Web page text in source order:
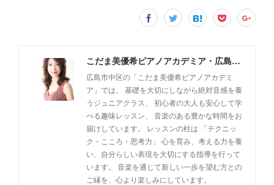
こだま美優希ピアノアカデミア・広島市中区
広島市中区の「こだま美優希ピアノアカデミ
ア」では、 基礎を大切にしながら絶対音感を養
うジュニアクラス、 初心者の大人も安心して学
べる趣味レッスン、 音楽のある豊かな時間をお
届けしています。 レッスンの柱は 「テクニッ
ク・こころ・思考力」 心を育み、考える力を養
い、自分らしい表現を大切にする指導を行って
います。 音楽を通じて新しい一歩を望む方との
ご縁を、心より楽しみにしています。